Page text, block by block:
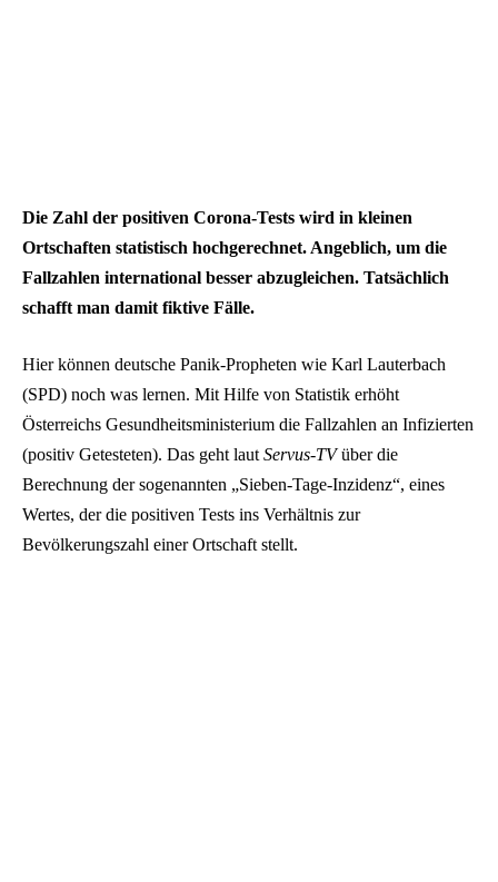
Die Zahl der positiven Corona-Tests wird in kleinen
Ortschaften statistisch hochgerechnet. Angeblich, um die
Fallzahlen international besser abzugleichen. Tatsächlich
schafft man damit fiktive Fälle.
Hier können deutsche Panik-Propheten wie Karl Lauterbach
(SPD) noch was lernen. Mit Hilfe von Statistik erhöht
Österreichs Gesundheitsministerium die Fallzahlen an Infizierten
(positiv Getesteten). Das geht laut Servus-TVüber die
Berechnung der sogenannten „Sieben-Tage-Inzidenz“, eines
Wertes, der die positiven Tests ins Verhältnis zur
Bevölkerungszahl einer Ortschaft stellt.